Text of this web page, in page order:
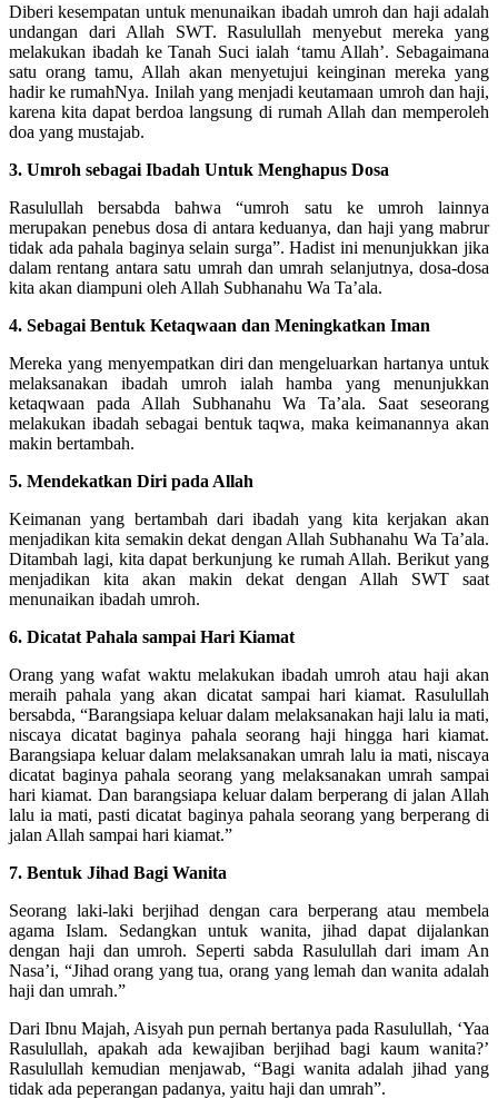
Diberi kesempatan untuk menunaikan ibadah umroh dan haji adalah
undangan dari Allah SWT. Rasulullah menyebut mereka yang
melakukan ibadah ke Tanah Suci ialah ‘tamu Allah’. Sebagaimana
satu orang tamu, Allah akan menyetujui keinginan mereka yang
hadir ke rumahNya. Inilah yang menjadi keutamaan umroh dan haji,
karena kita dapat berdoa langsung di rumah Allah dan memperoleh
doa yang mustajab.
3. Umroh sebagai Ibadah Untuk Menghapus Dosa
Rasulullah bersabda bahwa “umroh satu ke umroh lainnya
merupakan penebus dosa di antara keduanya, dan haji yang mabrur
tidak ada pahala baginya selain surga”. Hadist ini menunjukkan jika
dalam rentang antara satu umrah dan umrah selanjutnya, dosa-dosa
kita akan diampuni oleh Allah Subhanahu Wa Ta’ala.
4. Sebagai Bentuk Ketaqwaan dan Meningkatkan Iman
Mereka yang menyempatkan diri dan mengeluarkan hartanya untuk
melaksanakan ibadah umroh ialah hamba yang menunjukkan
ketaqwaan pada Allah Subhanahu Wa Ta’ala. Saat seseorang
melakukan ibadah sebagai bentuk taqwa, maka keimanannya akan
makin bertambah.
5. Mendekatkan Diri pada Allah
Keimanan yang bertambah dari ibadah yang kita kerjakan akan
menjadikan kita semakin dekat dengan Allah Subhanahu Wa Ta’ala.
Ditambah lagi, kita dapat berkunjung ke rumah Allah. Berikut yang
menjadikan kita akan makin dekat dengan Allah SWT saat
menunaikan ibadah umroh.
6. Dicatat Pahala sampai Hari Kiamat
Orang yang wafat waktu melakukan ibadah umroh atau haji akan
meraih pahala yang akan dicatat sampai hari kiamat. Rasulullah
bersabda, “Barangsiapa keluar dalam melaksanakan haji lalu ia mati,
niscaya dicatat baginya pahala seorang haji hingga hari kiamat.
Barangsiapa keluar dalam melaksanakan umrah lalu ia mati, niscaya
dicatat baginya pahala seorang yang melaksanakan umrah sampai
hari kiamat. Dan barangsiapa keluar dalam berperang di jalan Allah
lalu ia mati, pasti dicatat baginya pahala seorang yang berperang di
jalan Allah sampai hari kiamat.”
7. Bentuk Jihad Bagi Wanita
Seorang laki-laki berjihad dengan cara berperang atau membela
agama Islam. Sedangkan untuk wanita, jihad dapat dijalankan
dengan haji dan umroh. Seperti sabda Rasulullah dari imam An
Nasa’i, “Jihad orang yang tua, orang yang lemah dan wanita adalah
haji dan umrah.”
Dari Ibnu Majah, Aisyah pun pernah bertanya pada Rasulullah, ‘Yaa
Rasulullah, apakah ada kewajiban berjihad bagi kaum wanita?’
Rasulullah kemudian menjawab, “Bagi wanita adalah jihad yang
tidak ada peperangan padanya, yaitu haji dan umrah”.